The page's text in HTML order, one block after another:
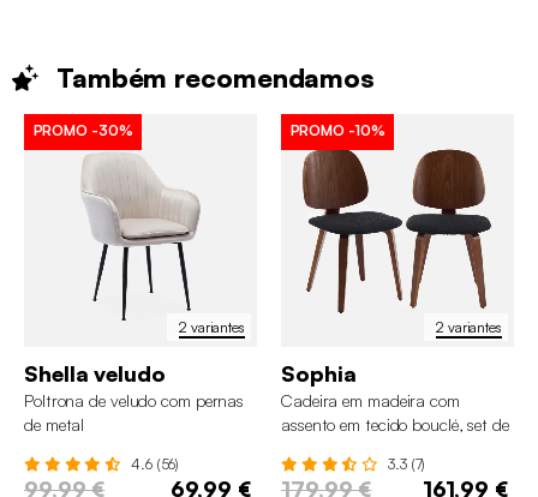
Também recomendamos
2 variantes
PROMO -30%
Shella veludo
Poltrona de veludo com pernas
de metal
4.6 (56)
99,99 € 69,99 €
2 variantes
PROMO -10%
Sophia
Cadeira em madeira com
assento em tecido bouclé, set de
3.3 (7)
179,99 € 161,99 €